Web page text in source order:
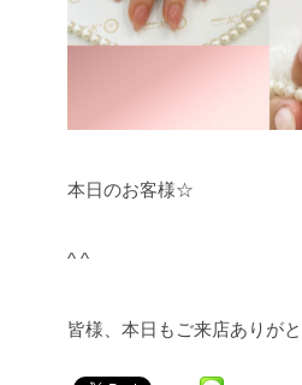
本日のお客様☆
^ ^
皆様、本日もご来店ありが